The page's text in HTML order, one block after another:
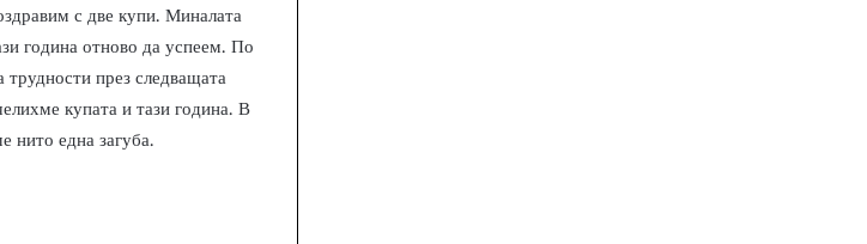
с две купи. Миналата
година отново да успеем. По
през следващата
купата и тази година. В
нито една загуба.